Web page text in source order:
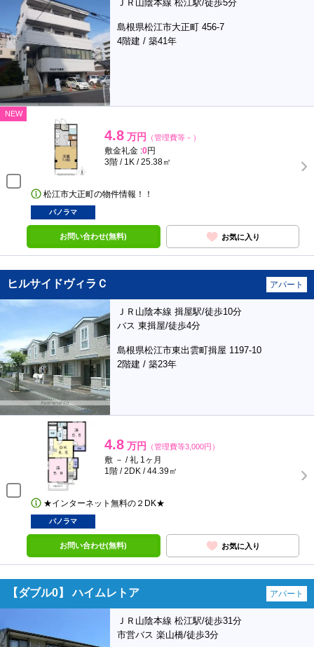
ＪＲ山陰本線 松江駅/徒歩5分
島根県松江市大正町 456-7
4階建 / 築41年
NEW
4.8 万円 （管理費等－）
敷金礼金 :0円
3階 / 1K / 25.38㎡
松江市大正町の物件情報！！
パノラマ
お問い合わせ(無料) お気に入り
ヒルサイドヴィラＣ アパート
ＪＲ山陰本線 揖屋駅/徒歩10分
バス 東揖屋/徒歩4分
島根県松江市東出雲町揖屋 1197-10
2階建 / 築23年
4.8 万円 （管理費等3,000円）
敷 － / 礼 1ヶ月
1階 / 2DK / 44.39㎡
★インターネット無料の２DK★
パノラマ
お問い合わせ(無料) お気に入り
【ダブル0】 ハイムレトア アパート
ＪＲ山陰本線 松江駅/徒歩31分
市営バス 楽山橋/徒歩3分